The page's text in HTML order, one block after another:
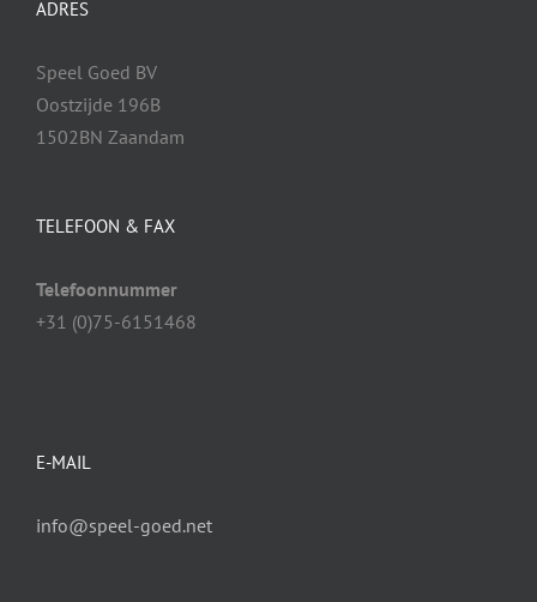
ADRES
Speel Goed BV
Oostzijde 196B
1502BN Zaandam
TELEFOON & FAX
Telefoonnummer
+31 (0)75-6151468
E-MAIL
info@speel-goed.net